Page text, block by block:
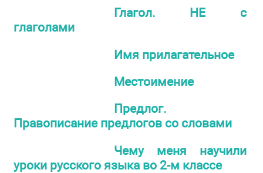
Глагол. НЕ с
глаголами
Имя прилагательное
Местоимение
Предлог.
Правописание предлогов со словами
Чему меня научили
уроки русского языка во 2-м классе